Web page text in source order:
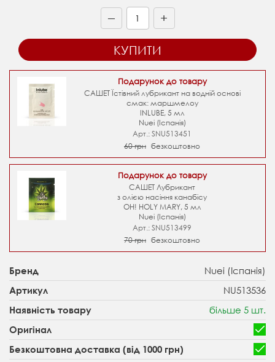
— +
КУПИТИ
Подарунок до товару
САШЕТ Їстівний лубрикант на водній основі
смак: маршмелоу
INLUBE, 5 мл
Nuei (Іспанія)
Арт.: SNU513451
60 грн безкоштовно
Подарунок до товару
САШЕТ Лубрикант
з олією насіння канабісу
OH! HOLY MARY, 5 мл
Nuei (Іспанія)
Арт.: SNU513499
70 грн безкоштовно
Бренд Nuei (Іспанія)
Артикул NU513536
Наявність товару більше 5 шт.
Оригінал
Безкоштовна доставка (від 1000 грн)